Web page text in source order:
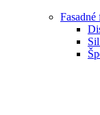
Fasadné